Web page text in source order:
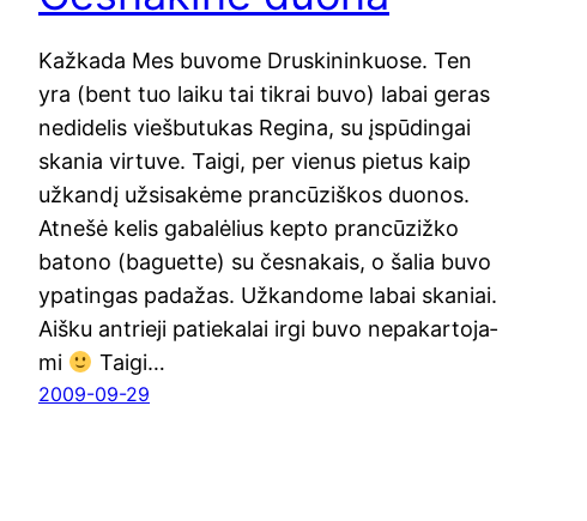
Kaž­ka­da Mes buvo­me Dru­ski­nin­kuo­se. Ten
yra (bent tuo lai­ku tai tik­rai buvo) labai geras
nedi­de­lis vieš­bu­tu­kas Regi­na, su įspū­din­gai
ska­nia vir­tu­ve. Tai­gi, per vie­nus pie­tus kaip
užkan­dį užsi­sa­kė­me pran­cū­ziš­kos duo­nos.
Atne­šė kelis gaba­lė­lius kep­to pran­cū­zi­ž­ko
bato­no (bagu­et­te) su čes­na­kais, o šalia buvo
ypa­tin­gas pada­žas. Užkan­do­me labai ska­niai.
Aiš­ku ant­rie­ji patie­ka­lai irgi buvo nepa­kar­to­ja­
mi
Tai­gi…
2009-09-29